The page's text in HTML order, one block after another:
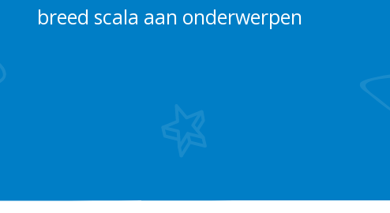
Werken bij PIT
breed scala aan onderwerpen